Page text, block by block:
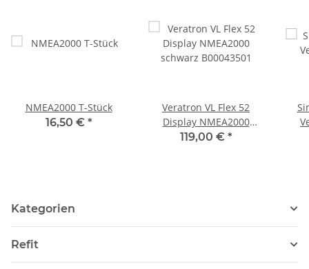
NMEA2000 T-Stück
16,50 € *
Veratron VL Flex 52
Display NMEA2000
schwarz B00043501
119,00 € *
Kategorien
Refit